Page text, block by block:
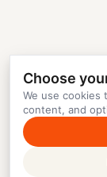
Choose
We use cookies
content, and